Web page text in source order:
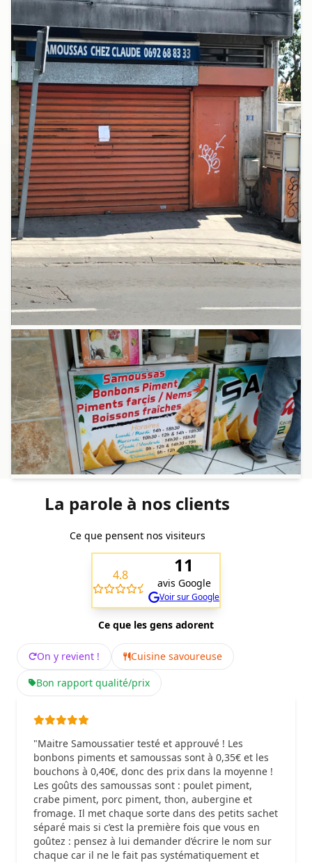
La parole à nos clients
Ce que pensent nos visiteurs
4.8 11
avis Google
Voir sur Google
Ce que les gens adorent
On y revient !
Cuisine savoureuse
Bon rapport qualité/prix
"Maitre Samoussatier testé et approuvé ! Les
bonbons piments et samoussas sont à 0,35€ et les
bouchons à 0,40€, donc des prix dans la moyenne !
Les goûts des samoussas sont : poulet piment,
crabe piment, porc piment, thon, aubergine et
fromage. Il met chaque sorte dans des petits sachet
séparé mais si c’est la première fois que vous en
goûtez : pensez à lui demander d’écrire le nom sur
chaque car il ne le fait pas systématiquement et